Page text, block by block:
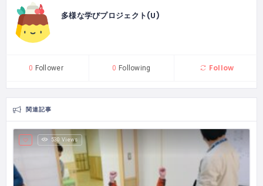
多様な学びプロジェクト(U)
0 Follower 0 Following Follow
関連記事
530 Views